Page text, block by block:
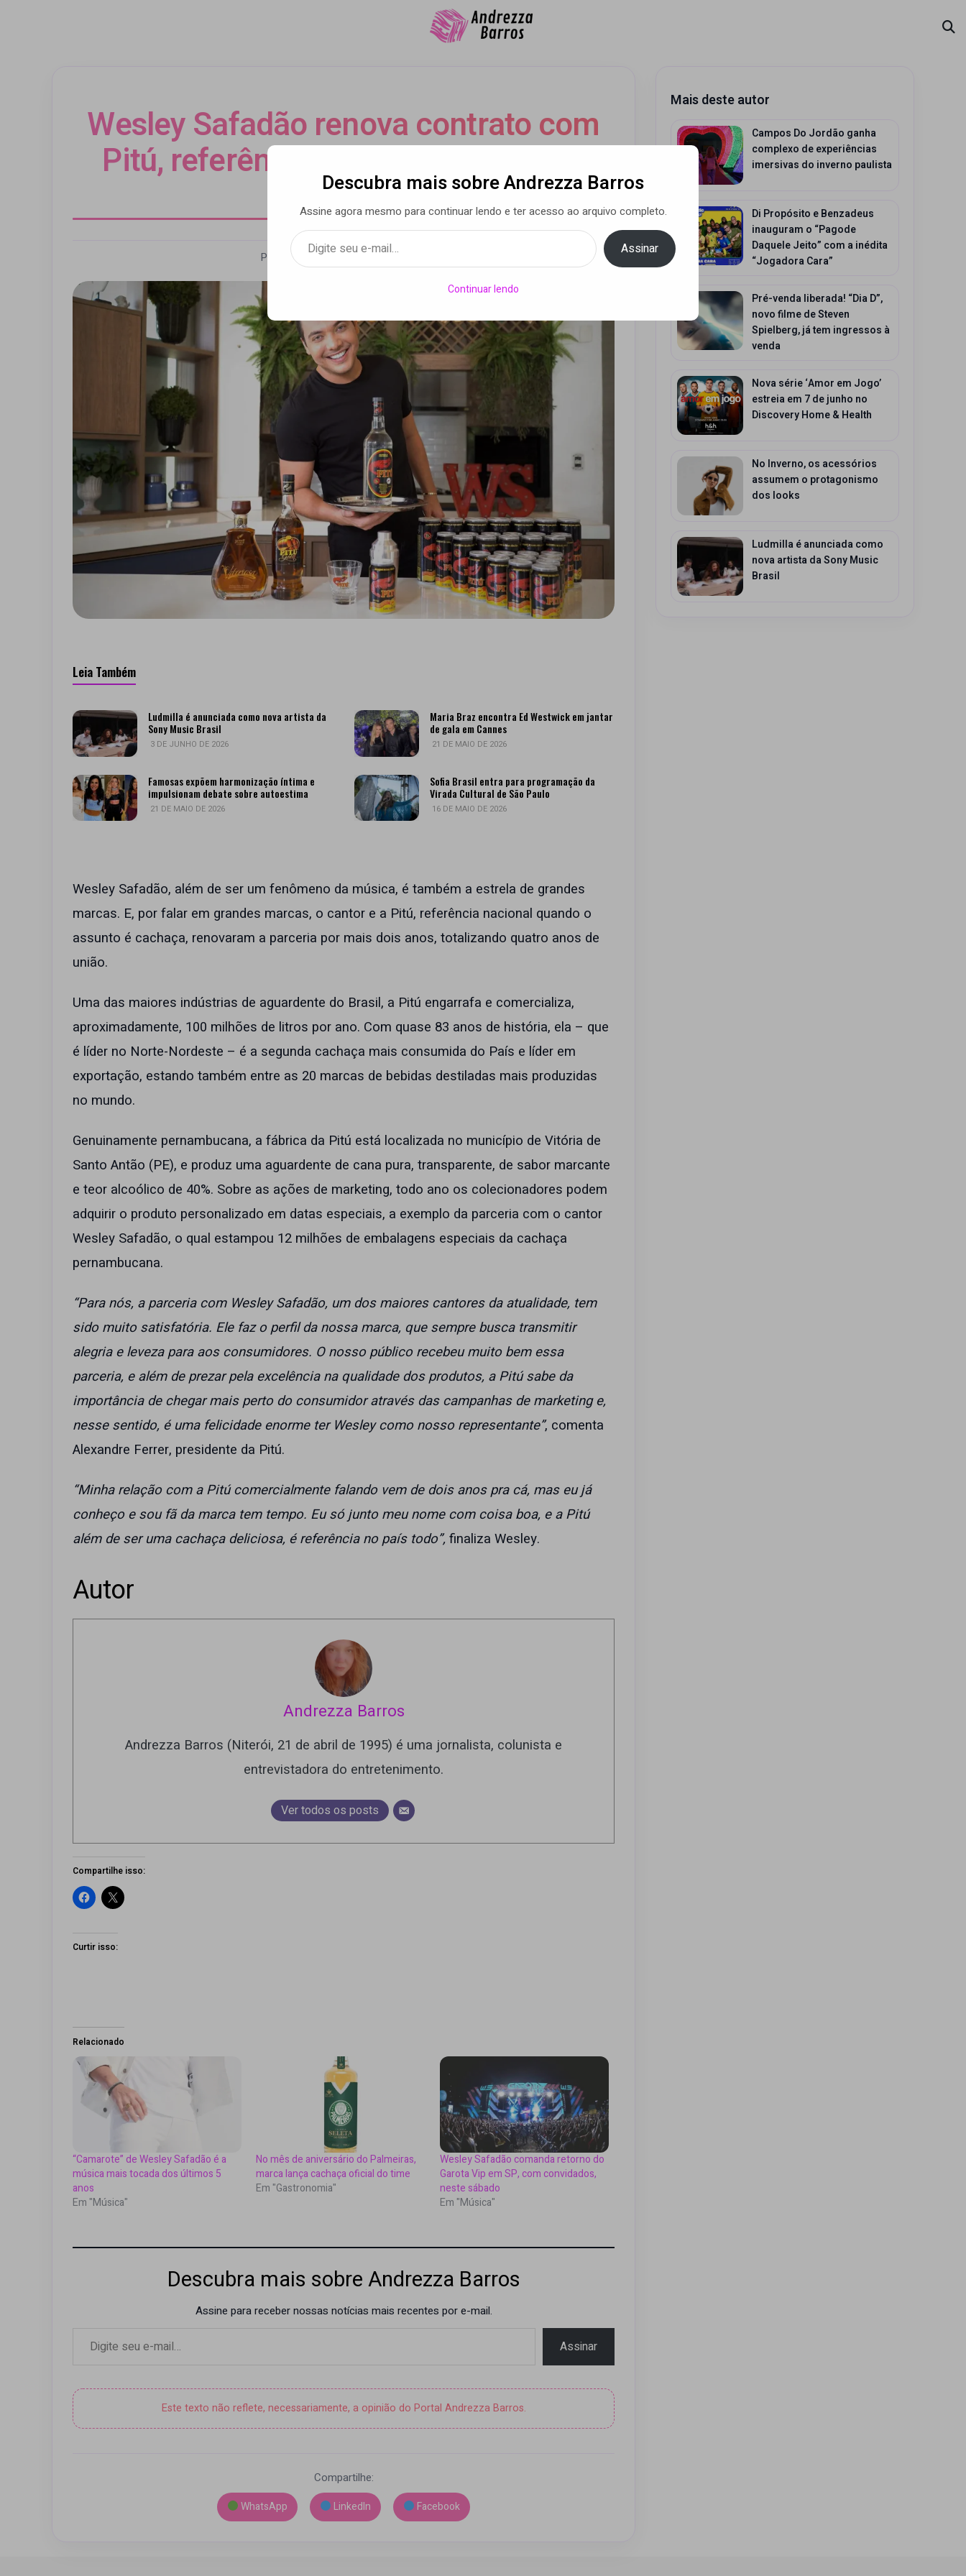
Wesley Safadão renova contrato com
Pitú, referência quando o assunto é
cachaça
Por Andrezza Barros • 18 nov 2020
Leia Também
Ludmilla é anunciada como nova artista da
Sony Music Brasil
3 DE JUNHO DE 2026
Maria Braz encontra Ed Westwick em jantar
de gala em Cannes
21 DE MAIO DE 2026
Famosas expõem harmonização íntima e
impulsionam debate sobre autoestima
21 DE MAIO DE 2026
Sofia Brasil entra para programação da
Virada Cultural de São Paulo
16 DE MAIO DE 2026
Wesley Safadão, além de ser um fenômeno da música, é também a estrela de grandes
marcas. E, por falar em grandes marcas, o cantor e a Pitú, referência nacional quando o
assunto é cachaça, renovaram a parceria por mais dois anos, totalizando quatro anos de
união.
Uma das maiores indústrias de aguardente do Brasil, a Pitú engarrafa e comercializa,
aproximadamente, 100 milhões de litros por ano. Com quase 83 anos de história, ela – que
é líder no Norte-Nordeste – é a segunda cachaça mais consumida do País e líder em
exportação, estando também entre as 20 marcas de bebidas destiladas mais produzidas
no mundo.
Genuinamente pernambucana, a fábrica da Pitú está localizada no município de Vitória de
Santo Antão (PE), e produz uma aguardente de cana pura, transparente, de sabor marcante
e teor alcoólico de 40%. Sobre as ações de marketing, todo ano os colecionadores podem
adquirir o produto personalizado em datas especiais, a exemplo da parceria com o cantor
Wesley Safadão, o qual estampou 12 milhões de embalagens especiais da cachaça
pernambucana.
“Para nós, a parceria com Wesley Safadão, um dos maiores cantores da atualidade, tem
sido muito satisfatória. Ele faz o perfil da nossa marca, que sempre busca transmitir
alegria e leveza para aos consumidores. O nosso público recebeu muito bem essa
parceria, e além de prezar pela excelência na qualidade dos produtos, a Pitú sabe da
importância de chegar mais perto do consumidor através das campanhas de marketing e,
nesse sentido, é uma felicidade enorme ter Wesley como nosso representante”, comenta
Alexandre Ferrer, presidente da Pitú.
“Minha relação com a Pitú comercialmente falando vem de dois anos pra cá, mas eu já
conheço e sou fã da marca tem tempo. Eu só junto meu nome com coisa boa, e a Pitú
além de ser uma cachaça deliciosa, é referência no país todo”,finaliza Wesley.
Autor
Andrezza Barros
Andrezza Barros (Niterói, 21 de abril de 1995) é uma jornalista, colunista e
entrevistadora do entretenimento.
Ver todos os posts
Compartilhe isso:
Curtir isso:
Relacionado
“Camarote” de Wesley Safadão é a
música mais tocada dos últimos 5
anos
Em "Música"
No mês de aniversário do Palmeiras,
marca lança cachaça oficial do time
Em "Gastronomia"
Wesley Safadão comanda retorno do
Garota Vip em SP, com convidados,
neste sábado
Em "Música"
Descubra mais sobre Andrezza Barros
Assine para receber nossas notícias mais recentes por e-mail.
Assinar
Este texto não reflete, necessariamente, a opinião do Portal Andrezza Barros.
Compartilhe:
WhatsApp LinkedIn Facebook
Mais deste autor
Campos Do Jordão ganha
complexo de experiências
imersivas do inverno paulista
Di Propósito e Benzadeus
inauguram o “Pagode
Daquele Jeito” com a inédita
“Jogadora Cara”
Pré-venda liberada! “Dia D”,
novo filme de Steven
Spielberg, já tem ingressos à
venda
Nova série ‘Amor em Jogo’
estreia em 7 de junho no
Discovery Home & Health
No Inverno, os acessórios
assumem o protagonismo
dos looks
Ludmilla é anunciada como
nova artista da Sony Music
Brasil
Descubra mais sobre Andrezza Barros
Assine agora mesmo para continuar lendo e ter acesso ao arquivo completo.
Digite seu e-mail…
Assinar
Continuar lendo